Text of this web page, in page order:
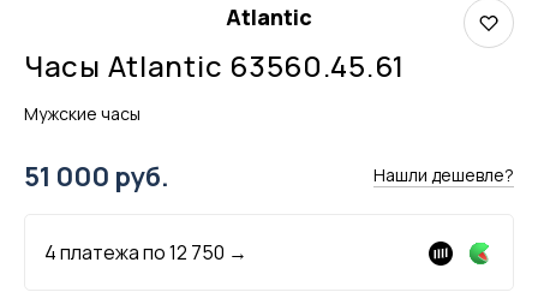
Atlantic
Часы Atlantic 63560.45.61
Мужские часы
51 000 руб. Нашли дешевле?
4 платежа по12 750 →